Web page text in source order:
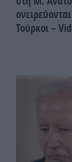
Τούρκοι – Vid